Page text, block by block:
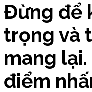
Đừng để
trọng và
mang
điểm